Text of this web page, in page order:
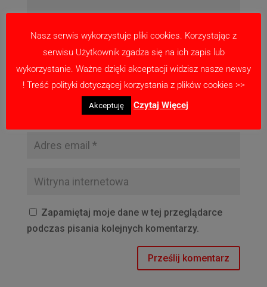
Zapamiętaj moje dane w tej przeglądarce
podczas pisania kolejnych komentarzy.
Nasz serwis wykorzystuje pliki cookies. Korzystając z
serwisu Użytkownik zgadza się na ich zapis lub
wykorzystanie. Ważne dzięki akceptacji widzisz nasze newsy
! Treść polityki dotyczącej korzystania z plików cookies >>
Akceptuję Czytaj Więcej